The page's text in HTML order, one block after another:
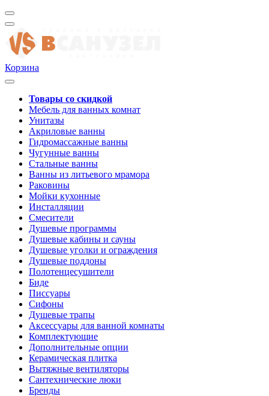
Корзина
Товары со скидкой
Мебель для ванных комнат
Унитазы
Акриловые ванны
Гидромассажные ванны
Чугунные ванны
Стальные ванны
Ванны из литьевого мрамора
Раковины
Мойки кухонные
Инсталляции
Смесители
Душевые программы
Душевые кабины и сауны
Душевые уголки и ограждения
Душевые поддоны
Полотенцесушители
Биде
Писсуары
Сифоны
Душевые трапы
Аксессуары для ванной комнаты
Комплектующие
Дополнительные опции
Керамическая плитка
Вытяжные вентиляторы
Сантехнические люки
Бренды